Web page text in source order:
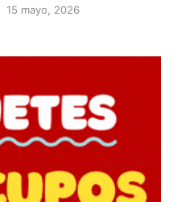
15 mayo, 2026